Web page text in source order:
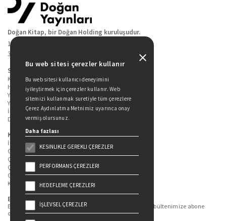
Doğan Kitap, bir Doğan Holding kuruluşudur.
19 Mayıs Cad. Golden Plaza No:1 Kat:10
34360 / Şişli / İstanbul
Sitede Yer Alan Sayfalar
Kitaplarımız
Hakkımızda
Yazarlarımız
Yazar Adayları İçin
İletişim
Duygu Asena Roman Ödülü
Kişisel Verilerin Korunması
İlgili Kişi Başvuru Formu
Genel Aydınlatma Metni
Çekiliş Aydınlatma Metni
Çerez Aydınlatma Metni
Gizlilik Politikası
Kullanım Şartları
Bizi Takip Edin...
En güncel kitap ve etkinliklerden haberdar olmak için bültenimize abone
olun.
Bu web sitesi çerezler kullanır
Bu web sitesi kullanıcı deneyimini
iyileştirmek için çerezler kullanır. Web
sitemizi kullanmak suretiyle tüm çerezlere
Çerez Aydınlatma Metnimiz uyarınca onay
vermiş olursunuz.
Daha fazlası
KESINLIKLE GEREKLI ÇEREZLER
PERFORMANS ÇEREZLERI
HEDEFLEME ÇEREZLERI
İŞLEVSEL ÇEREZLER